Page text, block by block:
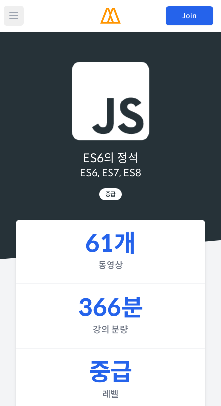
Join
ES6의 정석
ES6, ES7, ES8
중급
61개
동영상
366분
강의 분량
중급
레벨